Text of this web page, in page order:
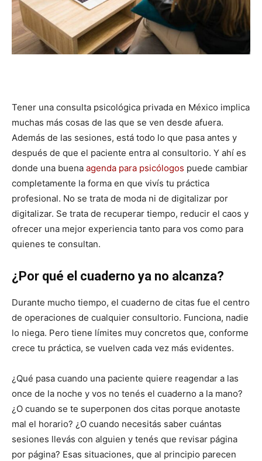
Tener una consulta psicológica privada en México implica
muchas más cosas de las que se ven desde afuera.
Además de las sesiones, está todo lo que pasa antes y
después de que el paciente entra al consultorio. Y ahí es
donde una buena agenda para psicólogos puede cambiar
completamente la forma en que vivís tu práctica
profesional. No se trata de moda ni de digitalizar por
digitalizar. Se trata de recuperar tiempo, reducir el caos y
ofrecer una mejor experiencia tanto para vos como para
quienes te consultan.
¿Por qué el cuaderno ya no alcanza?
Durante mucho tiempo, el cuaderno de citas fue el centro
de operaciones de cualquier consultorio. Funciona, nadie
lo niega. Pero tiene límites muy concretos que, conforme
crece tu práctica, se vuelven cada vez más evidentes.
¿Qué pasa cuando una paciente quiere reagendar a las
once de la noche y vos no tenés el cuaderno a la mano?
¿O cuando se te superponen dos citas porque anotaste
mal el horario? ¿O cuando necesitás saber cuántas
sesiones llevás con alguien y tenés que revisar página
por página? Esas situaciones, que al principio parecen